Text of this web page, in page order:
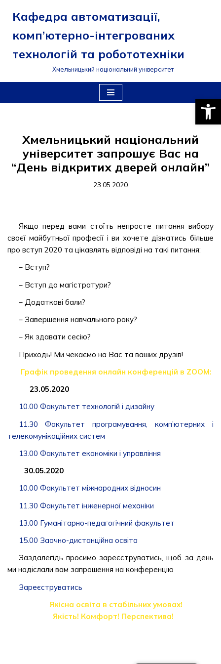
Перейти
до
вмісту
Кафедра автоматизації,
комп’ютерно-інтегрованих
технологій та робототехніки
Хмельницький національний університет
Хмельницький національний
університет запрошує Вас на
“День відкритих дверей онлайн”
23.05.2020
Якщо перед вами стоїть непросте питання вибору
своєї майбутньої професії і ви хочете дізнатись більше
про вступ 2020 та цікавлять відповіді на такі питання:
– Вступ?
– Вступ до магістратури?
– Додаткові бали?
– Завершення навчального року?
– Як здавати сесію?
Приходь! Ми чекаємо на Вас та ваших друзів!
Графік проведення онлайн конференцій в ZOOM:
23.05.2020
10.00 Факультет технологій і дизайну
11.30 Факультет програмування, комп’ютерних і
телекомунікаційних систем
13.00 Факультет економіки і управління
30.05.2020
10.00 Факультет міжнародних відносин ⠀⠀
11.30 Факультет інженерної механіки
13.00 Гуманітарно-педагогічний факультет
15.00 Заочно-дистанційна освіта
Заздалегідь просимо зареєструватись, щоб за день
ми надіслали вам запрошення на конференцію
Зареєструватись
Якісна освіта в стабільних умовах!
⠀Якість! Комфорт! Перспектива!